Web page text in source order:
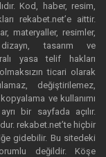
Kod, haber, resim,
rekabet.net’e aittir.
materyaller, resimler,
tasarım ve
yasa telif hakları
ticari olarak
değiştirilemez,
ve kullanımı
bir sayfada açılır.
rekabet.net’te hiçbir
gidebilir. Bu sitedeki
değildir. Köşe